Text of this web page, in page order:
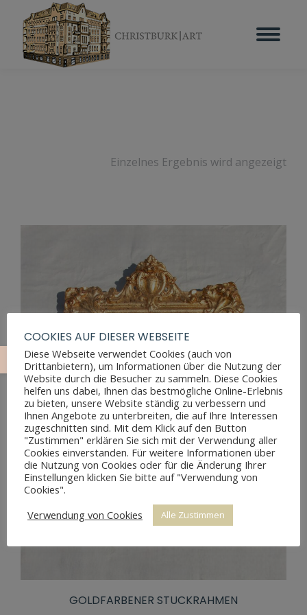
Einzelnes Ergebnis wird angezeigt
GOLDFARBENER STUCKRAHMEN
COOKIES AUF DIESER WEBSEITE
Diese Webseite verwendet Cookies (auch von
Drittanbietern), um Informationen über die Nutzung der
Website durch die Besucher zu sammeln. Diese Cookies
helfen uns dabei, Ihnen das bestmögliche Online-Erlebnis
zu bieten, unsere Website ständig zu verbessern und
Ihnen Angebote zu unterbreiten, die auf Ihre Interessen
zugeschnitten sind. Mit dem Klick auf den Button
"Zustimmen" erklären Sie sich mit der Verwendung aller
Cookies einverstanden. Für weitere Informationen über
die Nutzung von Cookies oder für die Änderung Ihrer
Einstellungen klicken Sie bitte auf "Verwendung von
Cookies".
Verwendung von Cookies
Alle Zustimmen